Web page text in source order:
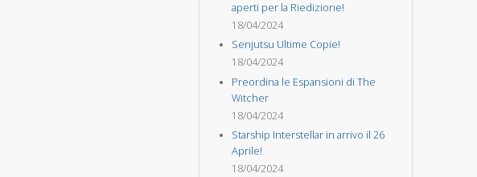
aperti per la Riedizione!
18/04/2024
Senjutsu Ultime Copie!
18/04/2024
Preordina le Espansioni di The
Witcher
18/04/2024
Starship Interstellar in arrivo il 26
Aprile!
18/04/2024